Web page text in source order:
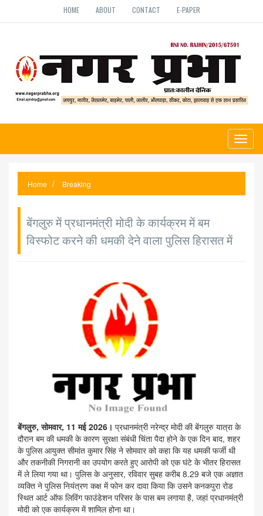
HOME ABOUT CONTACT E-PAPER
Home Breaking
बेंगलुरु में प्रधानमंत्री मोदी के कार्यक्रम में बम
विस्फोट करने की धमकी देने वाला पुलिस हिरासत में
बेंगलुरु, सोमवार, 11 मई 2026। प्रधानमंत्री नरेन्द्र मोदी की बेंगलुरु यात्रा के
दौरान बम की धमकी के कारण सुरक्षा संबंधी चिंता पैदा होने के एक दिन बाद, शहर
के पुलिस आयुक्त सीमांत कुमार सिंह ने सोमवार को कहा कि यह धमकी फर्जी थी
और तकनीकी निगरानी का उपयोग करते हुए आरोपी को एक घंटे के भीतर हिरासत
में ले लिया गया था। पुलिस के अनुसार, रविवार सुबह करीब 8.29 बजे एक अज्ञात
व्यक्ति ने पुलिस नियंत्रण कक्ष में फोन कर दावा किया कि उसने कनकपुरा रोड
स्थित आर्ट ऑफ लिविंग फाउंडेशन परिसर के पास बम लगाया है, जहां प्रधानमंत्री
मोदी को एक कार्यक्रम में शामिल होना था।